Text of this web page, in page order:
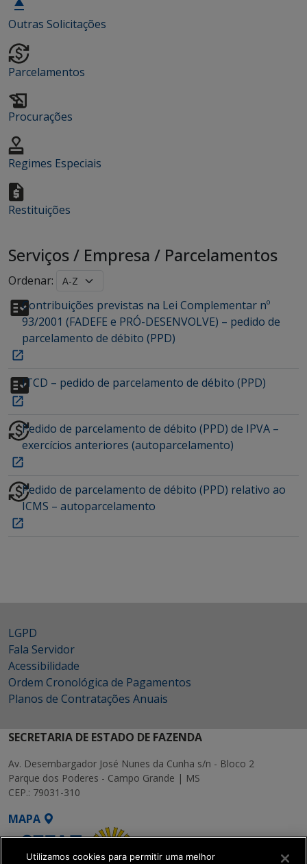
Outras Solicitações
Parcelamentos
Procurações
Regimes Especiais
Restituições
Serviços/ Empresa / Parcelamentos
Ordenar:
Contribuições previstas na Lei Complementar nº
93/2001 (FADEFE e PRÓ-DESENVOLVE) – pedido de
parcelamento de débito (PPD)
ITCD – pedido de parcelamento de débito (PPD)
Pedido de parcelamento de débito (PPD) de IPVA –
exercícios anteriores (autoparcelamento)
Pedido de parcelamento de débito (PPD) relativo ao
ICMS – autoparcelamento
LGPD
Fala Servidor
Acessibilidade
Ordem Cronológica de Pagamentos
Planos de Contratações Anuais
SECRETARIA DE ESTADO DE FAZENDA
Av. Desembargador José Nunes da Cunha s/n - Bloco 2
Parque dos Poderes - Campo Grande | MS
CEP.: 79031-310
MAPA
Utilizamos cookies para permitir uma melhor